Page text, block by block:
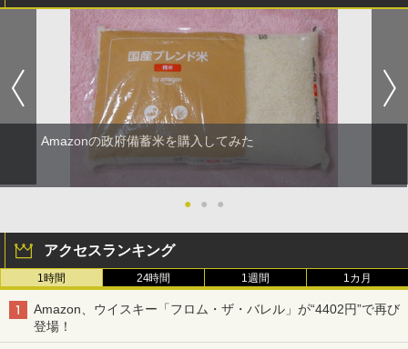
Amazonの政府備蓄米を購入してみた
● ● ●
アクセスランキング
1時間 24時間 1週間 1カ月
Amazon、ウイスキー「フロム・ザ・バレル」が“4402円”で再び
登場！